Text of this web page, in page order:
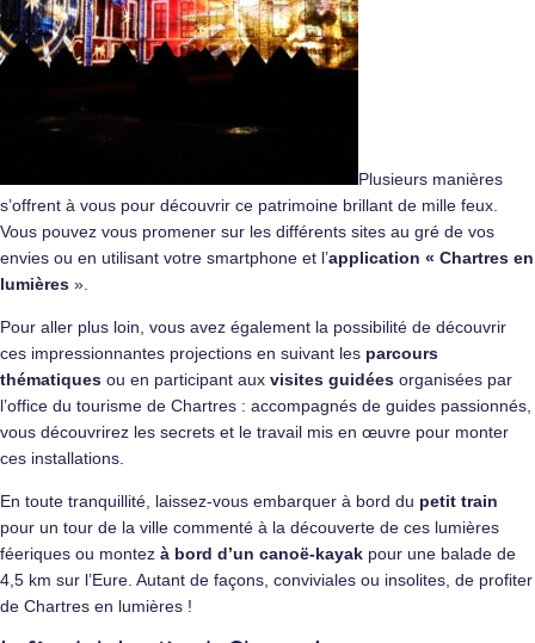
Plusieurs manières
s’offrent à vous pour découvrir ce patrimoine brillant de mille feux.
Vous pouvez vous promener sur les différents sites au gré de vos
envies ou en utilisant votre smartphone et l’application « Chartres en
lumières ».
Pour aller plus loin, vous avez également la possibilité de découvrir
ces impressionnantes projections en suivant les parcours
thématiques ou en participant aux visites guidées organisées par
l’office du tourisme de Chartres : accompagnés de guides passionnés,
vous découvrirez les secrets et le travail mis en œuvre pour monter
ces installations.
En toute tranquillité, laissez-vous embarquer à bord du petit train
pour un tour de la ville commenté à la découverte de ces lumières
féeriques ou montez à bord d’un canoë-kayak pour une balade de
4,5 km sur l’Eure. Autant de façons, conviviales ou insolites, de profiter
de Chartres en lumières !